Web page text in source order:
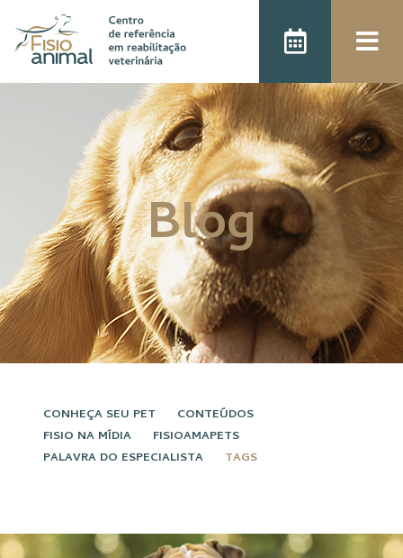
Blog
CONHEÇA SEU PET
CONTEÚDOS
FISIO NA MÍDIA
FISIOAMAPETS
PALAVRA DO ESPECIALISTA
TAGS